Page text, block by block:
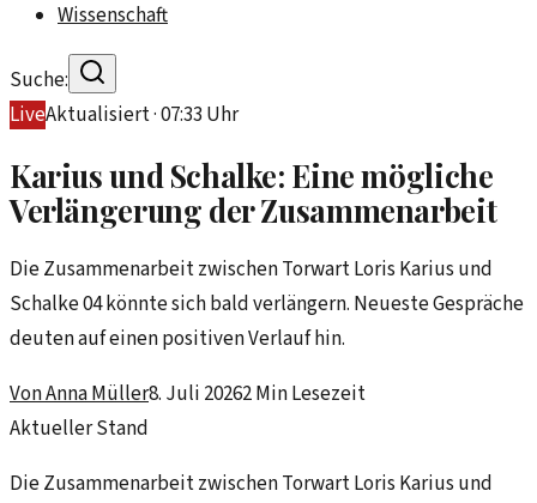
Wissenschaft
Suche:
LiveAktualisiert ·07:33 Uhr
Karius und Schalke: Eine mögliche
Verlängerung der Zusammenarbeit
Die Zusammenarbeit zwischen Torwart Loris Karius und
Schalke 04 könnte sich bald verlängern. Neueste Gespräche
deuten auf einen positiven Verlauf hin.
VonAnna Müller8. Juli 20262Min Lesezeit
Aktueller Stand
Die Zusammenarbeit zwischen Torwart Loris Karius und